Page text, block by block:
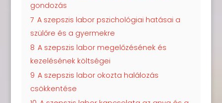
gondozás
7 A szepszis labor pszichológiai hatásai a
szülőre és a gyermekre
8 A szepszis labor megelőzésének és
kezelésének költségei
9 A szepszis labor okozta halálozás
csökkentése